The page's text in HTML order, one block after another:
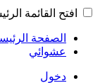
افتح القائمة
الصفحة
عشوائي
دخول